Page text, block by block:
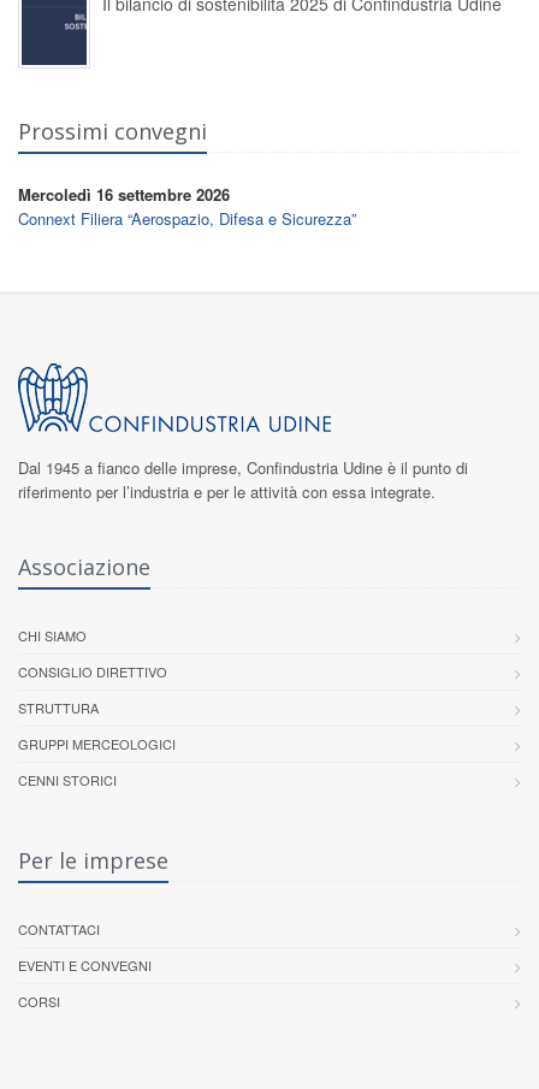
Prossimi convegni
Mercoledì 16 settembre 2026
Connext Filiera “Aerospazio, Difesa e Sicurezza”
Dal 1945 a fianco delle imprese, Confindustria Udine è il punto di
riferimento per l’industria e per le attività con essa integrate.
Associazione
CHI SIAMO
CONSIGLIO DIRETTIVO
STRUTTURA
GRUPPI MERCEOLOGICI
CENNI STORICI
Per le imprese
CONTATTACI
EVENTI E CONVEGNI
CORSI